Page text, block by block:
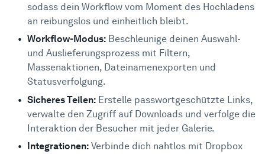
sodass dein Workflow vom Moment des Hochladens
an reibungslos und einheitlich bleibt.
Workflow-Modus: Beschleunige deinen Auswahl-
und Auslieferungsprozess mit Filtern,
Massenaktionen, Dateinamenexporten und
Statusverfolgung.
Sicheres Teilen: Erstelle passwortgeschützte Links,
verwalte den Zugriff auf Downloads und verfolge die
Interaktion der Besucher mit jeder Galerie.
Integrationen: Verbinde dich nahtlos mit Dropbox